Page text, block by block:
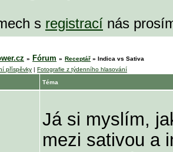
s registrací nás
» Fórum » Receptář » Indica vs Sativa
příspěvky | Fotografie z týdenního hlasování
Téma
Já si myslím,
mezi sativou a